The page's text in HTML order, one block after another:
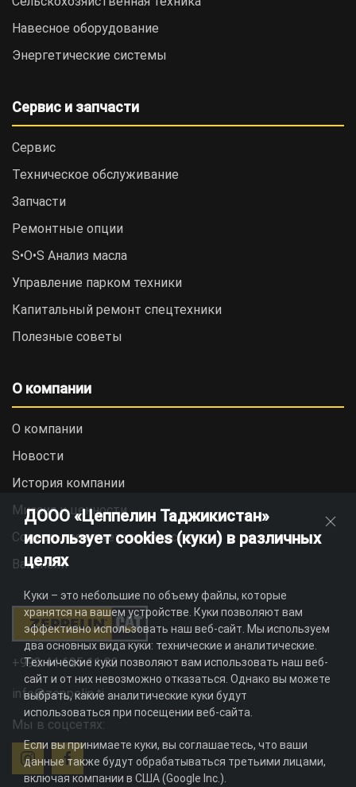
Навесное оборудование
Энергетические системы
Сервис и запчасти
Сервис
Техническое обслуживание
Запчасти
Ремонтные опции
S•O•S Анализ масла
Управление парком техники
Капитальный ремонт спецтехники
Полезные советы
О компании
О компании
Новости
История компании
Миссия и ценности
Социальная ответственность
Вакансии
+992 44 625 11 22
info@zeppelin.tj
Мы в соцсетях:
ДООО «Цеппелин Таджикистан»
использует cookies (куки) в различных
целях
Куки – это небольшие по объему файлы, которые
хранятся на вашем устройстве. Куки позволяют вам
эффективно использовать наш веб-сайт. Мы используем
два основных вида куки: технические и аналитические.
Технические куки позволяют вам использовать наш веб-
сайт и от них невозможно отказаться. Однако вы можете
выбрать, какие аналитические куки будут
использоваться при посещении веб-сайта.
Если вы принимаете куки, вы соглашаетесь, что ваши
данные также будут обрабатываться третьими лицами,
включая компании в США (Google Inc.).